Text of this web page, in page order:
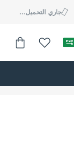
جاري التحميل...